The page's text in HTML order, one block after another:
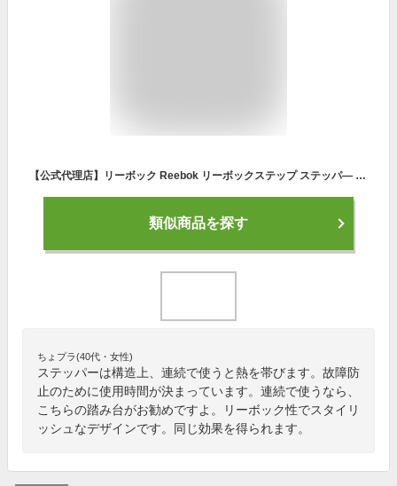
【公式代理店】リーボック Reebok リーボックステップ ステッパ— トレーニング ステップ台 踏み台昇降 ステッパ— ホームジム ダイエット トレーニング 踏み台昇降 ホームジム アイテム 器具 高齢者 黒 運動 脚痩せ お腹 お腹周り グレー ブラック
類似商品を探す
ちょプラ(40代・女性)
ステッパーは構造上、連続で使うと熱を帯びます。故障防
止のために使用時間が決まっています。連続で使うなら、
こちらの踏み台がお勧めですよ。リーボック性でスタイリ
ッシュなデザインです。同じ効果を得られます。